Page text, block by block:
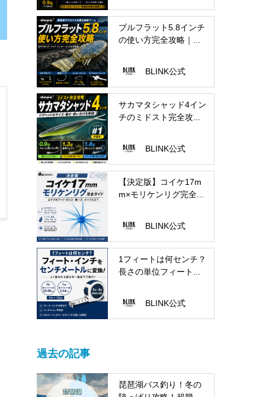
ブルフラット5.8インチ
の使い方完全攻略｜...
BLINK公式
サカマタシャッド4イン
チのミドスト完全攻...
BLINK公式
【決定版】コイケ17m
m×モリケンリグ完全...
BLINK公式
1フィートは何センチ？
長さの単位フィート...
BLINK公式
過去の記事
琵琶湖バス釣り！冬の